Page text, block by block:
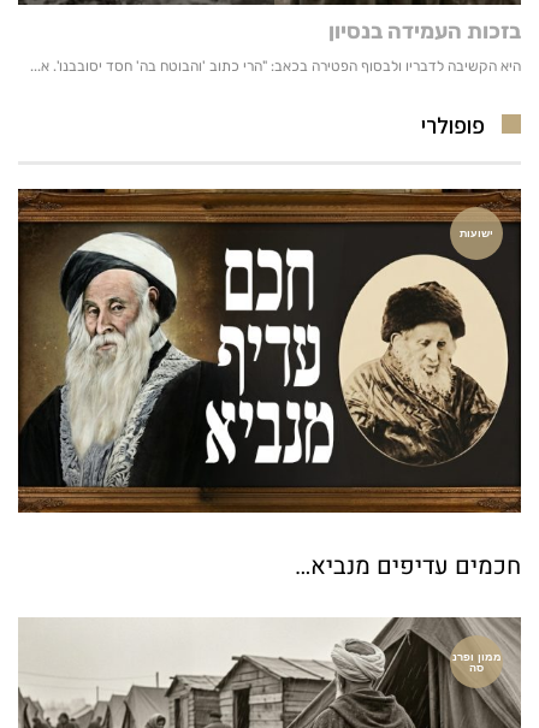
פופולרי
ישועות
חכמים עדיפים מנביא…
ממון ופרנ
סה